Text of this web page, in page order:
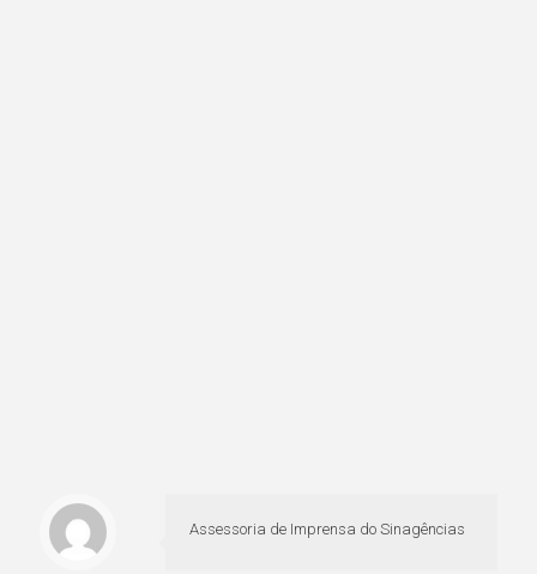
Assessoria de Imprensa do Sinagências